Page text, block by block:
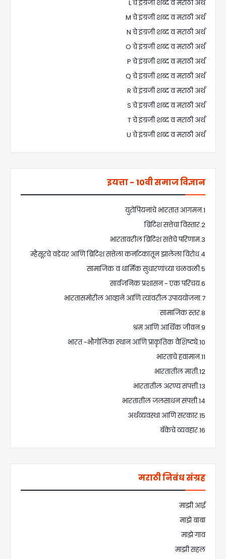
L चे इंग्रजी शब्द व मराठी अर्थ
M चे इंग्रजी शब्द व मराठी अर्थ
N चे इंग्रजी शब्द व मराठी अर्थ
O चे इंग्रजी शब्द व मराठी अर्थ
P चे इंग्रजी शब्द व मराठी अर्थ
Q चे इंग्रजी शब्द व मराठी अर्थ
R चे इंग्रजी शब्द व मराठी अर्थ
S चे इंग्रजी शब्द व मराठी अर्थ
T चे इंग्रजी शब्द व मराठी अर्थ
U चे इंग्रजी शब्द व मराठी अर्थ
इयत्ता - 10वी समाज विज्ञान
1.युरोपियनांचे भारतात आगमन
2.ब्रिटिश सत्तेचा विस्तार
3.भारतावरील ब्रिटिश सत्तेचे परिणाम
4.म्हैसूरचे वडेयर आणि ब्रिटिश सत्तेला कर्नाटकातून झालेला विरोध
5.सामाजिक व धार्मिक सुधारणांच्या चळवळी
6.सार्वजनिक प्रशासन - एक परिचय
7.भारतासमोरील आव्हाने आणि त्यांवरील उपाययोजना
8.सामाजिक स्तर
9.श्रम आणि आर्थिक जीवन
10.भारत -भौगोलिक स्थान आणि प्राकृतिक वैशिष्ट्ये
11.भारताचे हवामान
12.भारतातील माती
13.भारतातील अरण्य संपत्ती
14.भारतातील जलसाधन संपत्ती
15.अर्थव्यवस्था आणि सरकार
16.बँकेचे व्यवहार
मराठी निबंध संग्रह
माझी आई
माझे बाबा
माझे गाव
माझी सहल